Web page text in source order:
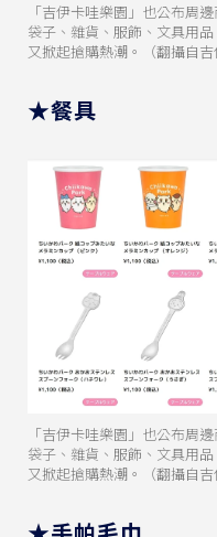
「吉伊卡哇樂園」也公布周
袋子、雜貨、服飾、文具用
又掀起搶購熱潮。（翻攝自吉
★餐具
「吉伊卡哇樂園」也公布周
袋子、雜貨、服飾、文具用
又掀起搶購熱潮。（翻攝自吉